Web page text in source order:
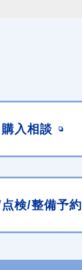
購入相談
検/整備予約